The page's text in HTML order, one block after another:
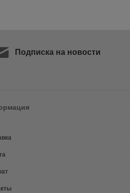
Подписка на новости